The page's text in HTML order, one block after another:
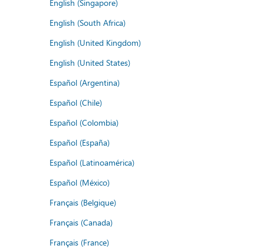
English (Singapore)
English (South Africa)
English (United Kingdom)
English (United States)
Español (Argentina)
Español (Chile)
Español (Colombia)
Español (España)
Español (Latinoamérica)
Español (México)
Français (Belgique)
Français (Canada)
Français (France)